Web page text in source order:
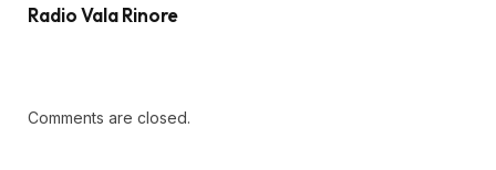
Radio Vala Rinore
Comments are closed.